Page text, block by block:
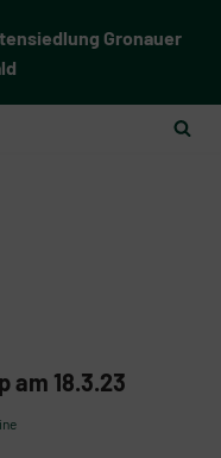
Gronauer
am 18.3.23